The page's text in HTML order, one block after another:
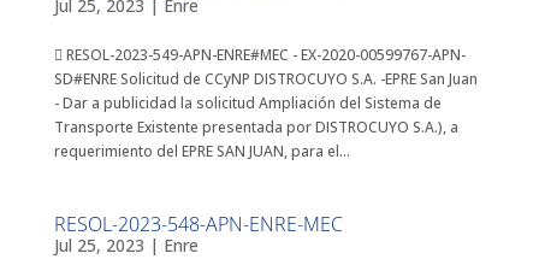
Jul 25, 2023 | Enre
 RESOL-2023-549-APN-ENRE#MEC - EX-2020-00599767-APN-
SD#ENRE Solicitud de CCyNP DISTROCUYO S.A. -EPRE San Juan
- Dar a publicidad la solicitud Ampliación del Sistema de
Transporte Existente presentada por DISTROCUYO S.A.), a
requerimiento del EPRE SAN JUAN, para el...
RESOL-2023-548-APN-ENRE-MEC
Jul 25, 2023 | Enre